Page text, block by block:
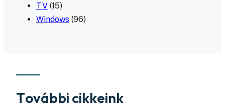
TV (15)
Windows (96)
További cikkeink